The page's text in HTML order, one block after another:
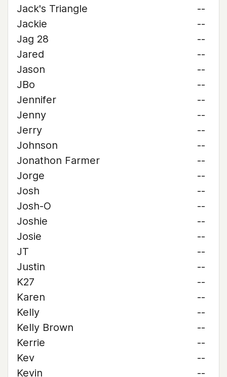
Jack's Triangle
--
Jackie
--
Jag 28
--
Jared
--
Jason
--
JBo
--
Jennifer
--
Jenny
--
Jerry
--
Johnson
--
Jonathon Farmer
--
Jorge
--
Josh
--
Josh-O
--
Joshie
--
Josie
--
JT
--
Justin
--
K27
--
Karen
--
Kelly
--
Kelly Brown
--
Kerrie
--
Kev
--
Kevin
--